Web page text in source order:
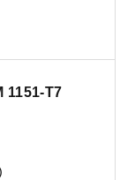
1151-T7